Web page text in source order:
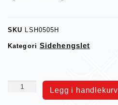
SKU LSH0505H
Kategori Sidehengslet
Legg i handlekurv